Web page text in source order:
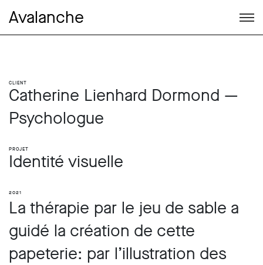
Avalanche
Client
Catherine Lienhard Dormond —
Psychologue
Projet
Identité visuelle
2021
La thérapie par le jeu de sable a
guidé la création de cette
papeterie: par l’illustration des